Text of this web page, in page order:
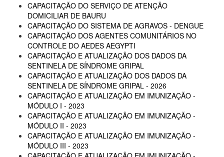
CAPACITAÇÃO DO SERVIÇO DE ATENÇÃO
DOMICILIAR DE BAURU
CAPACITAÇÃO DO SISTEMA DE AGRAVOS - DENGUE
CAPACITAÇÃO DOS AGENTES COMUNITÁRIOS NO
CONTROLE DO AEDES AEGYPTI
CAPACITAÇÃO E ATUALIZAÇÃO DOS DADOS DA
SENTINELA DE SÍNDROME GRIPAL
CAPACITAÇÃO E ATUALIZAÇÃO DOS DADOS DA
SENTINELA DE SÍNDROME GRIPAL - 2026
CAPACITAÇÃO E ATUALIZAÇÃO EM IMUNIZAÇÃO -
MÓDULO I - 2023
CAPACITAÇÃO E ATUALIZAÇÃO EM IMUNIZAÇÃO -
MÓDULO II - 2023
CAPACITAÇÃO E ATUALIZAÇÃO EM IMUNIZAÇÃO -
MÓDULO III - 2023